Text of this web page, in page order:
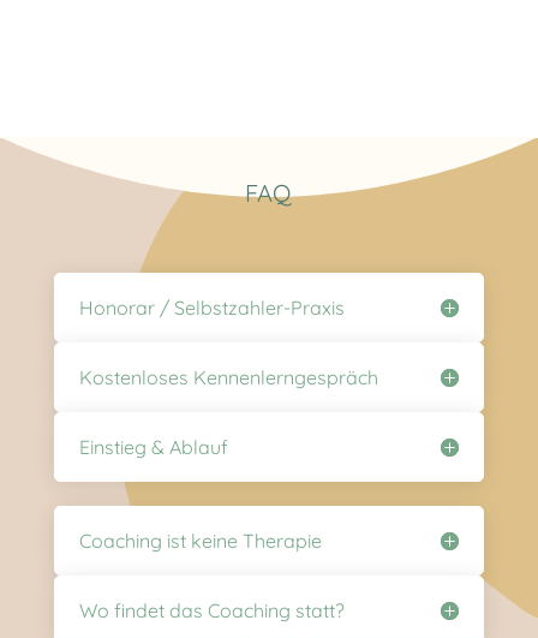
FAQ
Honorar / Selbstzahler-Praxis
Kostenloses Kennenlerngespräch
Einstieg & Ablauf
Coaching ist keine Therapie
Wo findet das Coaching statt?